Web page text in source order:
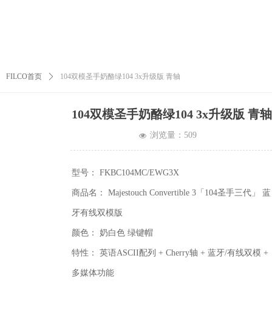
FILCO首页 ꄲ 104双模圣手奶酪绿104 3x升级版 青轴
104双模圣手奶酪绿104 3x升级版 青轴
型号： FKBC104MC/EWG3X
商品名： Majestouch Convertible 3「104圣手三代」 蓝
牙有线双模版
颜色： 奶白色 绿键帽
特性： 英语ASCII配列 + Cherry轴 + 蓝牙/有线双模 +
多媒体功能
넶 浏览量： 509